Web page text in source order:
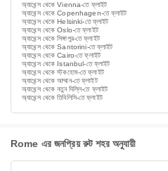
অ্যাথেন্স থেকে Vienna-তে ফ্লাইট
অ্যাথেন্স থেকে Copenhagen-তে ফ্লাইট
অ্যাথেন্স থেকে Helsinki-তে ফ্লাইট
অ্যাথেন্স থেকে Oslo-তে ফ্লাইট
অ্যাথেন্স থেকে সিঙ্গাপুর-তে ফ্লাইট
অ্যাথেন্স থেকে Santorini-তে ফ্লাইট
অ্যাথেন্স থেকে Cairo-তে ফ্লাইট
অ্যাথেন্স থেকে Istanbul-তে ফ্লাইট
অ্যাথেন্স থেকে স্টকহোম-তে ফ্লাইট
অ্যাথেন্স থেকে আম্মান-তে ফ্লাইট
অ্যাথেন্স থেকে নতুন দিল্লি-তে ফ্লাইট
অ্যাথেন্স থেকে তিবি‌লিসি-তে ফ্লাইট
Rome এর জনপ্রিয় রুট শহর অনুযায়ী